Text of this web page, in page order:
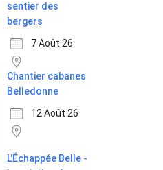
sentier des
bergers
7 Août 26
Chantier cabanes
Belledonne
12 Août 26
L'Échappée Belle -